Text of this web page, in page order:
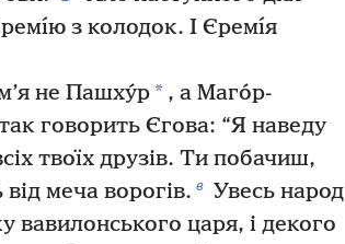
з колодок. І Єремı́я
не Пашху́р* , а Маго́р-
говорить Єгова: “Я наведу
твоїх друзів. Ти побачиш,
меча ворогів. в Увесь народ
вавилонського царя, і декого